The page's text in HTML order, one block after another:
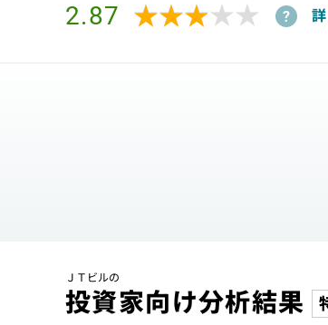
2.87 ★★★★★
★★★★★ ?
ＪＴビルの
投資家向け分析結果